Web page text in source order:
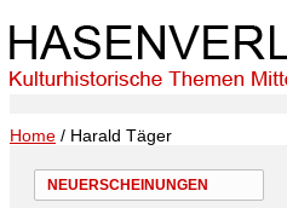
Home / Harald Täger
NEUERSCHEINUNGEN